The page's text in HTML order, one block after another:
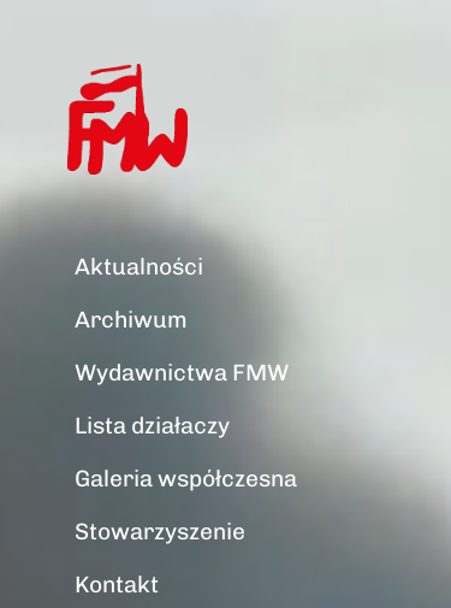
Aktualności
Archiwum
Wydawnictwa FMW
Lista działaczy
Galeria współczesna
Stowarzyszenie
Kontakt